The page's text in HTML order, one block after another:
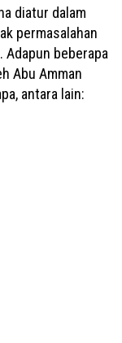
diatur dalam
permasalahan
Adapun beberapa
Abu Amman
antara lain: